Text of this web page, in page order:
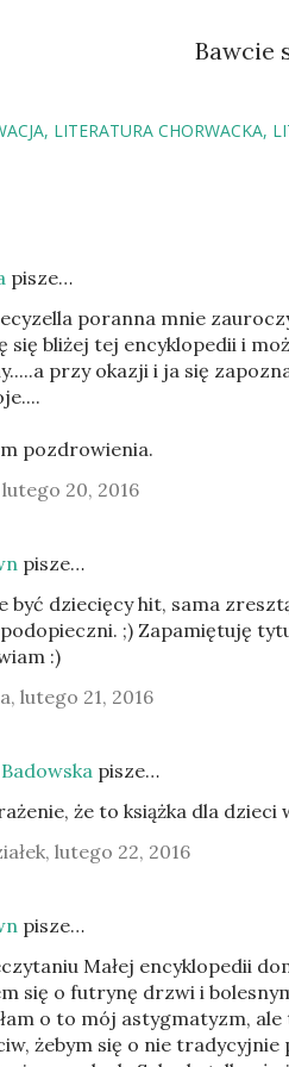
LITERATURA CHORWACKA
pisze…
poranna mnie
się bliżej tej encyklopedii i
przy okazji i ja się
pozdrowienia.
20, 2016
pisze…
być dziecięcy hit, sama
;) Zapamiętuję
:)
lutego 21, 2016
pisze…
że to książka dla dzieci
lutego 22, 2016
pisze…
Małej encyklopedii
się o futrynę drzwi i
o to mój astygmatyzm,
żebym się o nie